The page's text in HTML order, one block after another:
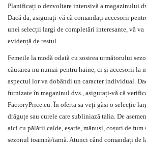
Planificați o dezvoltare intensivă a magazinului
Dacă da, asigurați-vă că comandați accesorii
unei selecții largi de completări interesante, vă
evidență de restul.
Femeile la modă odată cu sosirea următorului
căutarea nu numai pentru haine, ci și accesorii la
aspectul lor va dobândi un caracter individual.
furnizate în magazinul dvs., asigurați-vă că
FactoryPrice.eu. În oferta sa veți găsi o selecție
drăguțe sau curele care subliniază talia. De
aici cu pălării calde, eșarfe, mănuși, coșuri de fum
sezonul toamnă/iarnă. Atunci când comandați de